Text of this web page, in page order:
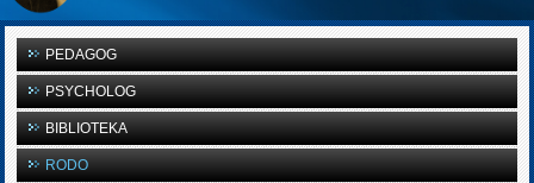
PEDAGOG
PSYCHOLOG
BIBLIOTEKA
RODO